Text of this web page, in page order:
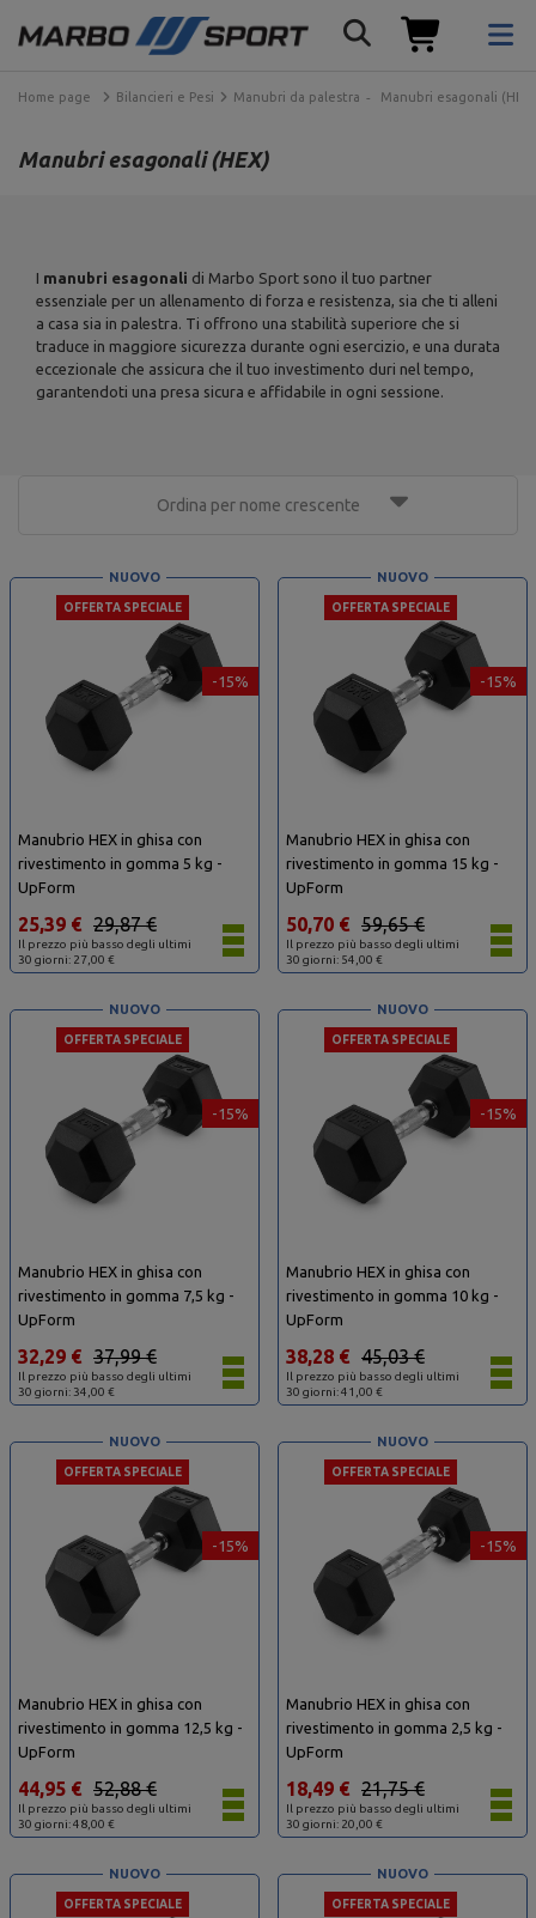
Home page Bilancieri e Pesi Manubri da palestra Manubri esagonali (HEX)
Manubri esagonali (HEX)
I manubri esagonali di Marbo Sport sono il tuo partner
essenziale per un allenamento di forza e resistenza, sia che ti alleni
a casa sia in palestra. Ti offrono una stabilità superiore che si
traduce in maggiore sicurezza durante ogni esercizio, e una durata
eccezionale che assicura che il tuo investimento duri nel tempo,
garantendoti una presa sicura e affidabile in ogni sessione.
Ordina per nome crescente
-15%
OFFERTA SPECIALE
NUOVO
Manubrio HEX in ghisa con
rivestimento in gomma 5 kg -
UpForm
Il prezzo più basso degli ultimi
30 giorni: 27,00 €
29,87 €
25,39 €
-15%
OFFERTA SPECIALE
NUOVO
Manubrio HEX in ghisa con
rivestimento in gomma 15 kg -
UpForm
Il prezzo più basso degli ultimi
30 giorni: 54,00 €
59,65 €
50,70 €
-15%
OFFERTA SPECIALE
NUOVO
Manubrio HEX in ghisa con
rivestimento in gomma 7,5 kg -
UpForm
Il prezzo più basso degli ultimi
30 giorni: 34,00 €
37,99 €
32,29 €
-15%
OFFERTA SPECIALE
NUOVO
Manubrio HEX in ghisa con
rivestimento in gomma 10 kg -
UpForm
Il prezzo più basso degli ultimi
30 giorni: 41,00 €
45,03 €
38,28 €
-15%
OFFERTA SPECIALE
NUOVO
Manubrio HEX in ghisa con
rivestimento in gomma 12,5 kg -
UpForm
Il prezzo più basso degli ultimi
30 giorni: 48,00 €
52,88 €
44,95 €
-15%
OFFERTA SPECIALE
NUOVO
Manubrio HEX in ghisa con
rivestimento in gomma 2,5 kg -
UpForm
Il prezzo più basso degli ultimi
30 giorni: 20,00 €
21,75 €
18,49 €
OFFERTA SPECIALE
NUOVO
OFFERTA SPECIALE
NUOVO